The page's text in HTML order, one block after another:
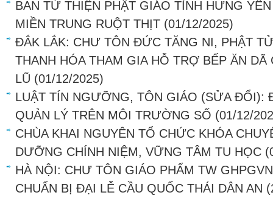
BAN TỪ THIỆN PHẬT GIÁO TỈNH HƯNG
MIỀN TRUNG RUỘT THỊT (01/12/2025)
ĐẮK LẮK: CHƯ TÔN ĐỨC TĂNG NI, PHẬT
THANH HÓA THAM GIA HỖ TRỢ BẾP ĂN DÃ
LŨ (01/12/2025)
LUẬT TÍN NGƯỠNG, TÔN GIÁO (SỬA ĐỔI):
QUẢN LÝ TRÊN MÔI TRƯỜNG SỐ (01/12/
CHÙA KHAI NGUYÊN TỔ CHỨC KHÓA
DƯỠNG CHÍNH NIỆM, VỮNG TÂM TU HỌC
HÀ NỘI: CHƯ TÔN GIÁO PHẨM TW
CHUẨN BỊ ĐẠI LỄ CẦU QUỐC THÁI DÂN AN